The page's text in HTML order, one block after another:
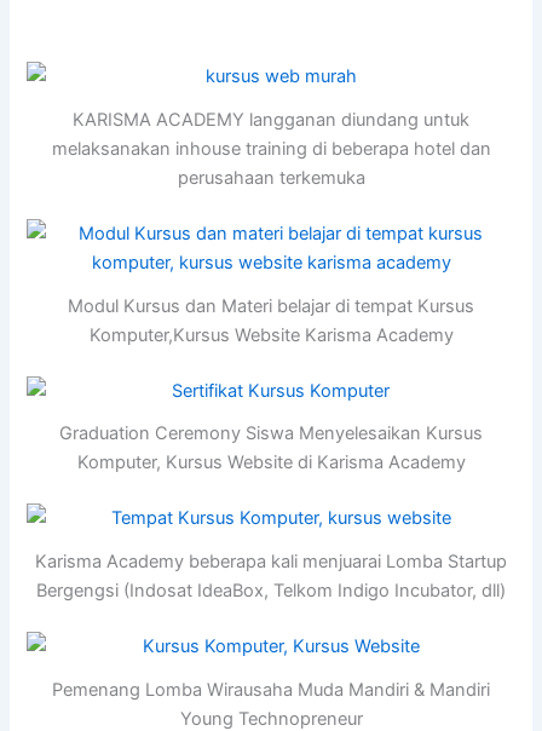
KARISMA ACADEMY langganan diundang untuk
melaksanakan inhouse training di beberapa hotel dan
perusahaan terkemuka
Modul Kursus dan Materi belajar di tempat Kursus
Komputer,Kursus Website Karisma Academy
Graduation Ceremony Siswa Menyelesaikan Kursus
Komputer, Kursus Website di Karisma Academy
Karisma Academy beberapa kali menjuarai Lomba Startup
Bergengsi (Indosat IdeaBox, Telkom Indigo Incubator, dll)
Pemenang Lomba Wirausaha Muda Mandiri & Mandiri
Young Technopreneur